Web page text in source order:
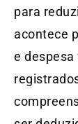
para
acontece
e